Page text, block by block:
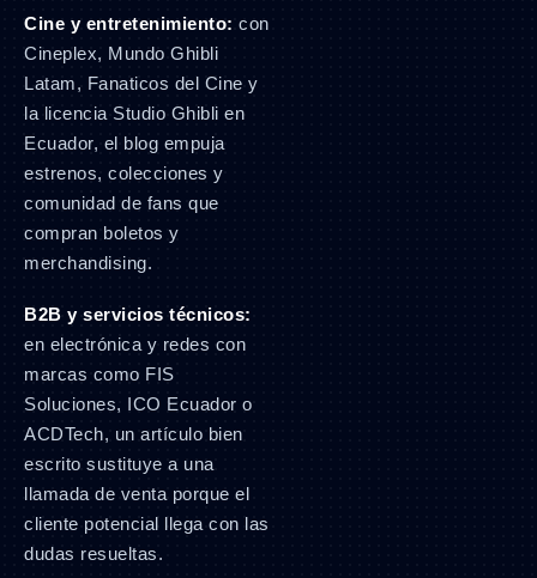
Cine y entretenimiento: con
Cineplex, Mundo Ghibli
Latam, Fanaticos del Cine y
la licencia Studio Ghibli en
Ecuador, el blog empuja
estrenos, colecciones y
comunidad de fans que
compran boletos y
merchandising.
B2B y servicios técnicos:
en electrónica y redes con
marcas como FIS
Soluciones, ICO Ecuador o
ACDTech, un artículo bien
escrito sustituye a una
llamada de venta porque el
cliente potencial llega con las
dudas resueltas.